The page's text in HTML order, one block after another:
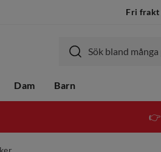
Fri frakt
Dam Barn
👉